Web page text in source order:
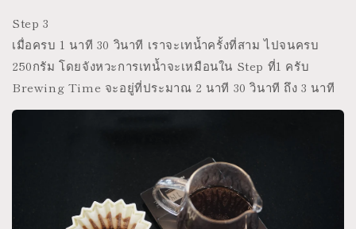
Step 3
เมื่อครบ 1 นาที 30 วินาที เราจะเทน้ำครั้งที่สาม ไปจนครบ
250กรัม โดยจังหวะการเทน้ำจะเหมือนใน Step ที่1 ครับ
Brewing Time จะอยู่ที่ประมาณ 2 นาที 30 วินาที ถึง 3 นาที